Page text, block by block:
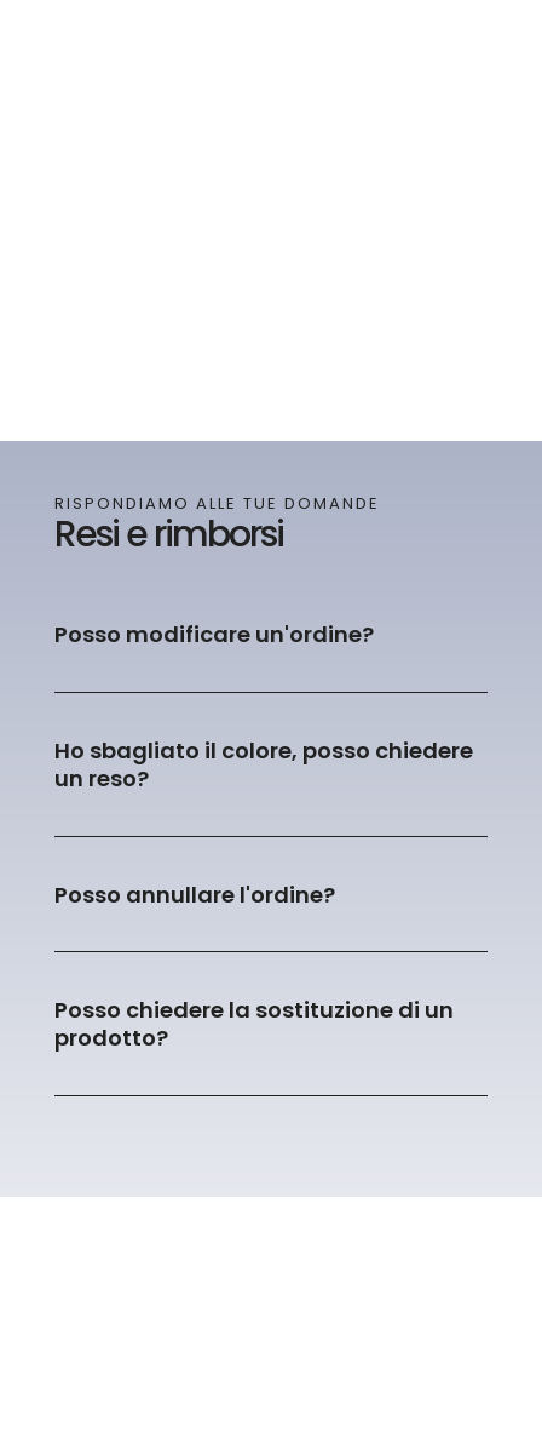
RISPONDIAMO ALLE TUE DOMANDE
Resi e rimborsi
Posso modificare un'ordine?
Ho sbagliato il colore, posso chiedere
un reso?
Posso annullare l'ordine?
Posso chiedere la sostituzione di un
prodotto?